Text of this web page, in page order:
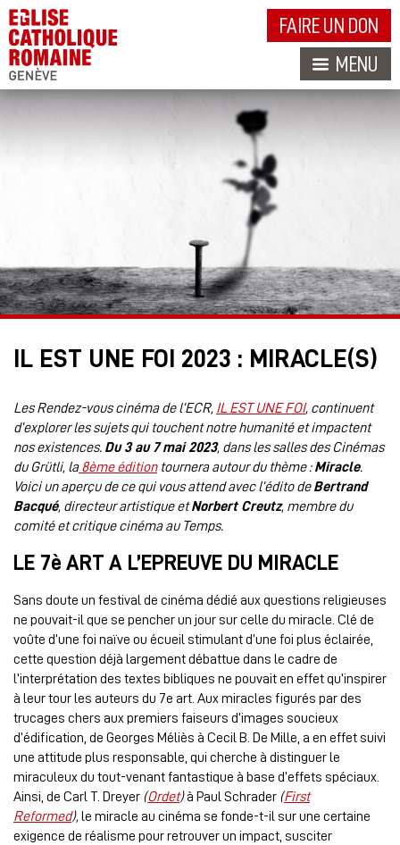
FAIRE UN DON
MENU
IL EST UNE FOI 2023 : MIRACLE(S)
Les Rendez-vous cinéma de l’ECR, IL EST UNE FOI, continuent
d’explorer les sujets qui touchent notre humanité et impactent
nos existences. Du 3 au 7 mai 2023, dans les salles des Cinémas
du Grütli, la8ème éditiontournera autour du thème :Miracle.
Voici un aperçu de ce qui vous attend avec l’édito deBertrand
Bacqué, directeur artistique etNorbert Creutz, membre du
comité et critique cinéma au Temps.
LE 7è ART A L’EPREUVE DU MIRACLE
Sans doute un festival de cinéma dédié aux questions religieuses
ne pouvait-il que se pencher un jour sur celle du miracle. Clé de
voûte d’une foi naïve ou écueil stimulant d’une foi plus éclairée,
cette question déjà largement débattue dans le cadre de
l’interprétation des textes bibliques ne pouvait en effet qu’inspirer
à leur tour les auteurs du 7e art. Aux miracles figurés par des
trucages chers aux premiers faiseurs d’images soucieux
d’édification, de Georges Méliès à Cecil B. De Mille, a en effet suivi
une attitude plus responsable, qui cherche à distinguer le
miraculeux du tout-venant fantastique à base d’effets spéciaux.
Ainsi, de Carl T. Dreyer (Ordet)à Paul Schrader (First
Reformed),le miracle au cinéma se fonde-t-il sur une certaine
exigence de réalisme pour retrouver un impact, susciter